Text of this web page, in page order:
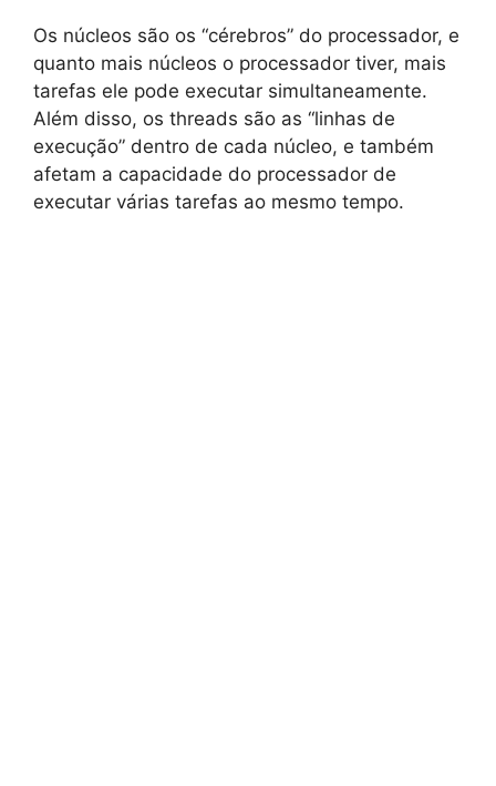
Os núcleos são os “cérebros” do processador, e
quanto mais núcleos o processador tiver, mais
tarefas ele pode executar simultaneamente.
Além disso, os threads são as “linhas de
execução” dentro de cada núcleo, e também
afetam a capacidade do processador de
executar várias tarefas ao mesmo tempo.